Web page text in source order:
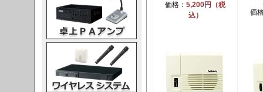
価格： 5,200円（税
込）
価